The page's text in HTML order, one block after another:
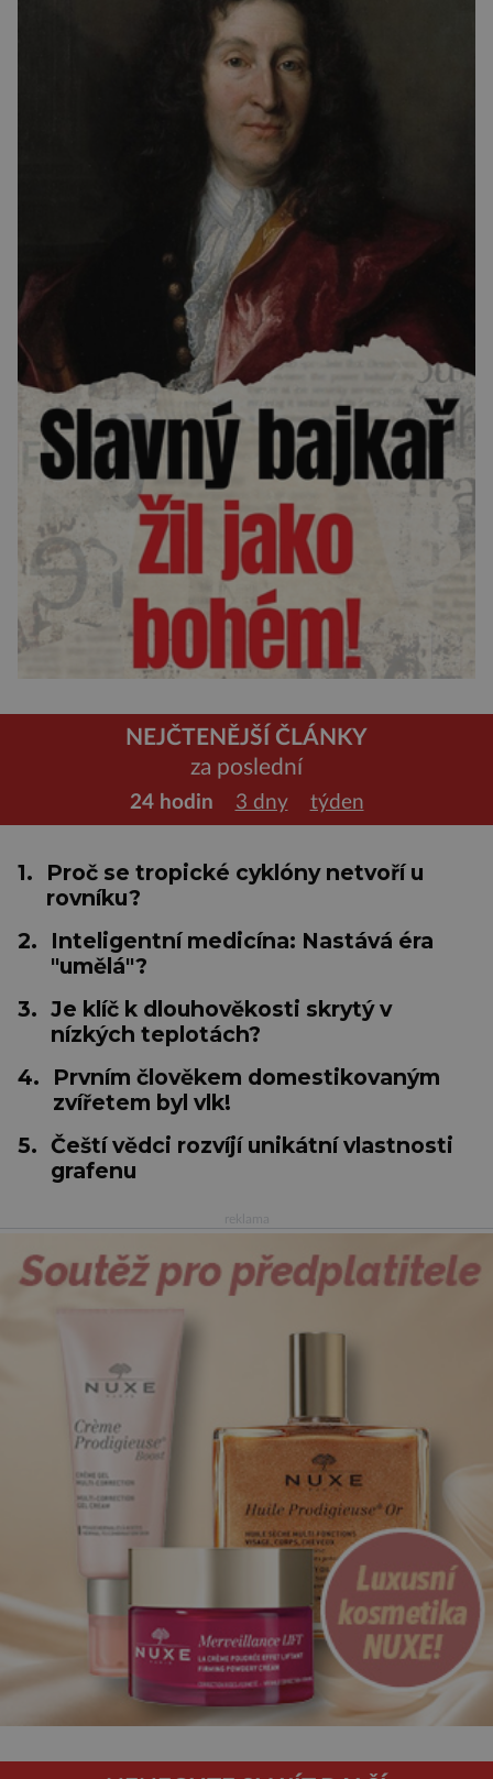
NEJČTENĚJŠÍ ČLÁNKY
za poslední
24 hodin 3 dny týden
1.
Proč se tropické cyklóny netvoří u
rovníku?
2.
Inteligentní medicína: Nastává éra
"umělá"?
3. Je klíč k dlouhověkosti skrytý v
nízkých teplotách?
4.
Prvním člověkem domestikovaným
zvířetem byl vlk!
5. Čeští vědci rozvíjí unikátní vlastnosti
grafenu